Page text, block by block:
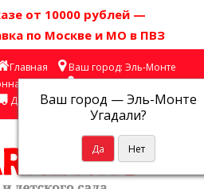
от 10000 рублей —
по Москве и МО в ПВЗ
Главная Ваш город: Эль-Монте
Ваш город —Эль-Монте
Угадали?
почта
Личный кабинет
Доставка